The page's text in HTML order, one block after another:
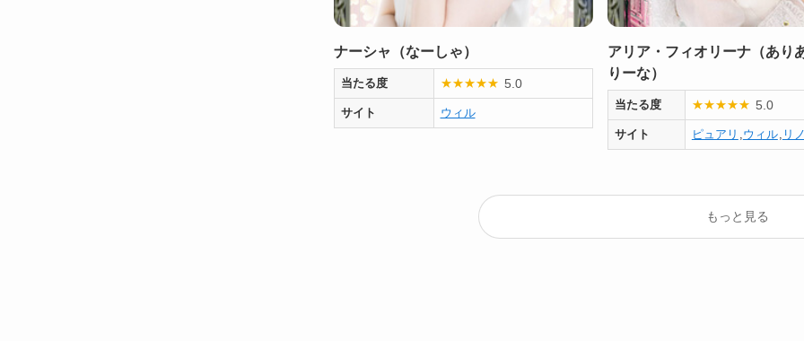
ナーシャ（なーしゃ）
当たる度 ★★★★★ 5.0
サイト ウィル
アリア・フィオリーナ（あり
りーな）
当たる度 ★★★★★ 5.0
サイト ピュアリ ,ウィル, リ
もっと見る